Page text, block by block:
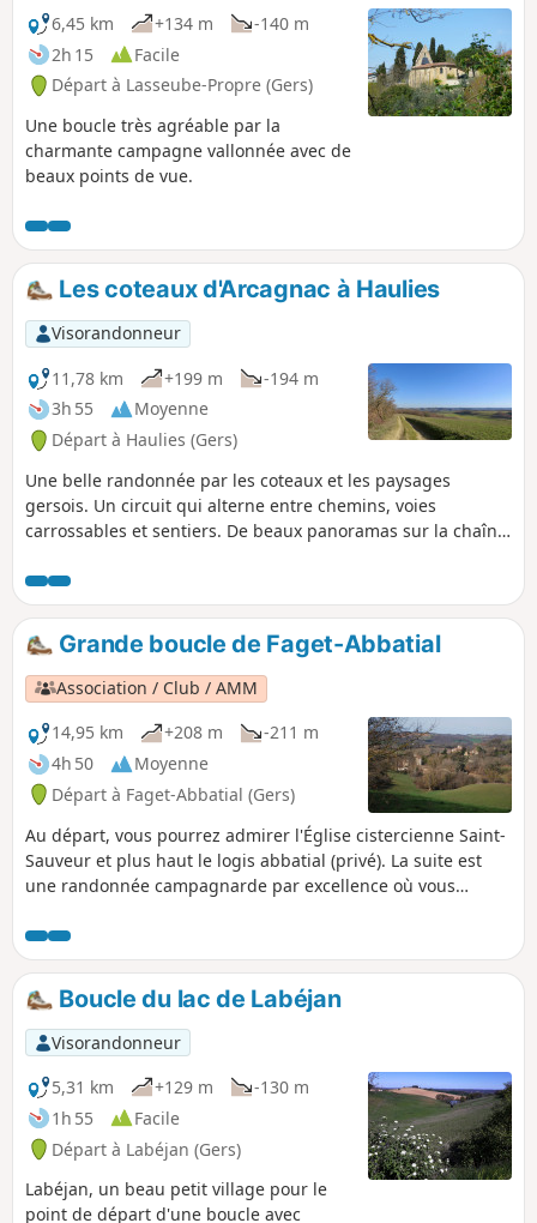
de 3€ minimum,reversée à la ligue, vous sera demandée au
départ. Ravitaillement au repère (6) de la carte.
6,45 km
+134 m
-140 m
2h 15
Facile
Départ à Lasseube-Propre (Gers)
Une boucle très agréable par la
charmante campagne vallonnée avec de
beaux points de vue.
Les coteaux d'Arcagnac à Haulies
Visorandonneur
11,78 km
+199 m
-194 m
3h 55
Moyenne
Départ à Haulies (Gers)
Une belle randonnée par les coteaux et les paysages
gersois. Un circuit qui alterne entre chemins, voies
carrossables et sentiers. De beaux panoramas sur la chaîne
Grande boucle de Faget-Abbatial
Association / Club / AMM
14,95 km
+208 m
-211 m
4h 50
Moyenne
Départ à Faget-Abbatial (Gers)
Au départ, vous pourrez admirer l'Église cistercienne Saint-
Sauveur et plus haut le logis abbatial (privé). La suite est
une randonnée campagnarde par excellence où vous
l'incontournable élevage de canards et si vous avez de la
chance trois petits ânes viendront vous dire bonjour. Ce
parcours est très bien balisé (Jaune).
Boucle du lac de Labéjan
Visorandonneur
5,31 km
+129 m
-130 m
1h 55
Facile
Départ à Labéjan (Gers)
Labéjan, un beau petit village pour le
point de départ d'une boucle avec